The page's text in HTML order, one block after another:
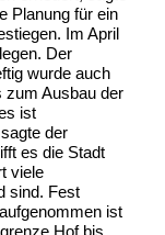
Planung für ein
Im April
Der
wurde auch
zum Ausbau der
ist
der
es die Stadt
viele
sind. Fest
ist
Hof bis